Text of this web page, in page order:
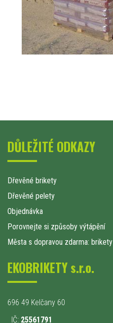
DŮLEŽITÉ ODKAZY
Dřevěné brikety
Dřevěné pelety
Objednávka
Porovnejte si způsoby výtápění
Města s dopravou zdarma: brikety
EKOBRIKETY s.r.o.
696 49 Kelčany 60
IČ: 25561791